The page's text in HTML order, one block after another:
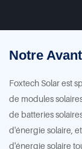
Notre
Foxtech Solar est
de modules
de batteries
d'énergie solaire,
d'énergie solaire